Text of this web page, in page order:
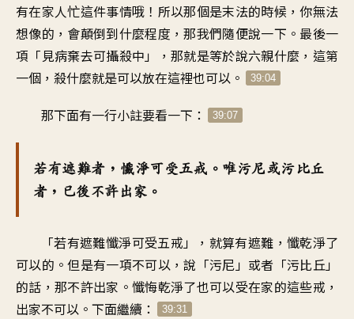
有在家人忙這件事情哦！所以那個是末法的時候，你無法
想像的，會顛倒到什麼程度，那我們隨便說一下。最後一
項「見病棄去可攝殺中」，那就是等於說六親什麼，這第
一個，殺什麼就是可以放在這裡也可以。
39:04
那下面有一行小註要看一下： 39:07
若有遮難者，懺淨可受五戒。唯污尼或污比丘
者，已後不許出家。
「若有遮難懺淨可受五戒」，就算有遮難，懺乾淨了
可以的。但是有一項不可以，說「污尼」或者「污比丘」
的話，那不許出家。懺悔乾淨了也可以受在家的這些戒，
出家不可以。下面繼續：
39:31